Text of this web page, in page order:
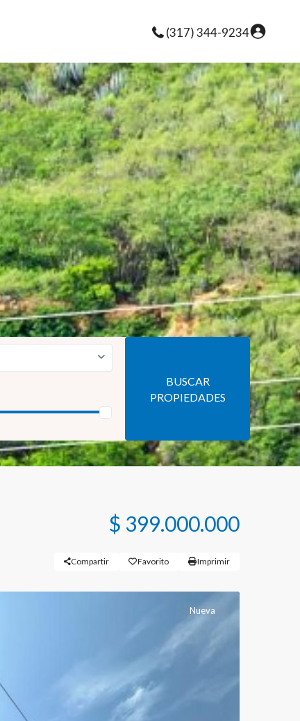
(317) 344-9234
BUSCAR
PROPIEDADES
$ 399.000.000
Compartir Favorito Imprimir
Nueva